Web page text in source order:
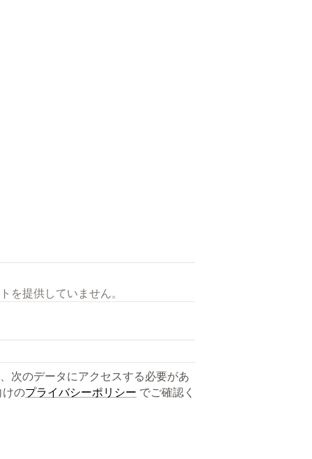
を提供していません。
次のデータにアクセスする必要があ
けのプライバシーポリシー でご確認く